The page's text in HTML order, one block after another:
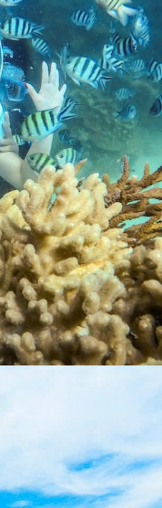
TOUR NAM ĐẢO PHÚ
TOUR CÂU MỰC ĐÊM
TOUR NAM ĐẢO PHÚ
TOUR LẶN BIỂN NHA